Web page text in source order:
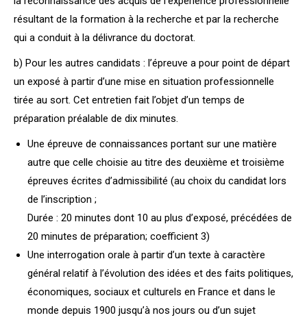
résultant de la formation à la recherche et par la recherche
qui a conduit à la délivrance du doctorat.
b) Pour les autres candidats : l’épreuve a pour point de départ
un exposé à partir d’une mise en situation professionnelle
tirée au sort. Cet entretien fait l’objet d’un temps de
préparation préalable de dix minutes.
Une épreuve de connaissances portant sur une matière
autre que celle choisie au titre des deuxième et troisième
épreuves écrites d’admissibilité (au choix du candidat lors
de l’inscription ;
Durée : 20 minutes dont 10 au plus d’exposé, précédées de
20 minutes de préparation; coefficient 3)
Une interrogation orale à partir d’un texte à caractère
général relatif à l’évolution des idées et des faits politiques,
économiques, sociaux et culturels en France et dans le
monde depuis 1900 jusqu’à nos jours ou d’un sujet